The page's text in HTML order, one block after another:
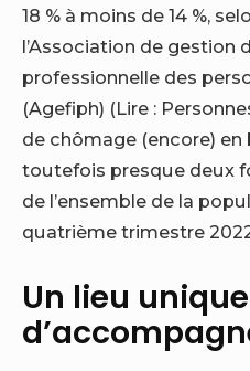
18 % à moins de 14 %,
l’Association de gestion
professionnelle des
(Agefiph) (Lire :
de chômage (encore) en
toutefois presque deux
de l’ensemble de la
quatrième trimestre
Un lieu unique